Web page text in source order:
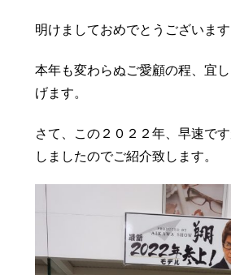
プ
明けましておめでとうございます
本年も変わらぬご愛顧の程、宜
げます。
さて、この２０２２年、早速で
しましたのでご紹介致します。